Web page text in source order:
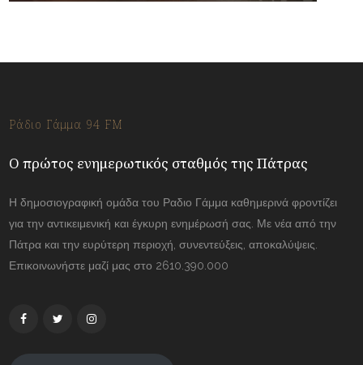
Ράδιο Γάμμα 94 FM
Ο πρώτος ενημερωτικός σταθμός της Πάτρας
Η δημοσιογραφική ομάδα του Ραδιο Γάμμα καθημερινά φροντίζει
για την αντικειμενική και έγκυρη ενημέρωσή σας. Με νέα από την
Πάτρα και την ευρύτερη περιοχή, συνεντεύξεις, αποκαλύψεις.
Επικοινωνήστε μαζί μας στο 2610.390.000